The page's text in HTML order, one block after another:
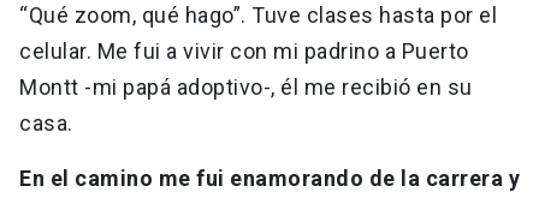
“Qué zoom, qué hago”. Tuve clases hasta por el
celular. Me fui a vivir con mi padrino a Puerto
Montt -mi papá adoptivo-, él me recibió en su
casa.
En el camino me fui enamorando de la carrera y